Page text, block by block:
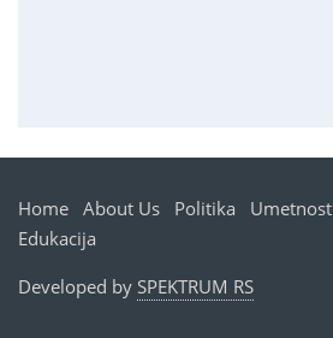
Home About Us Politika Umetnost
Edukacija
Developed by SPEKTRUM RS